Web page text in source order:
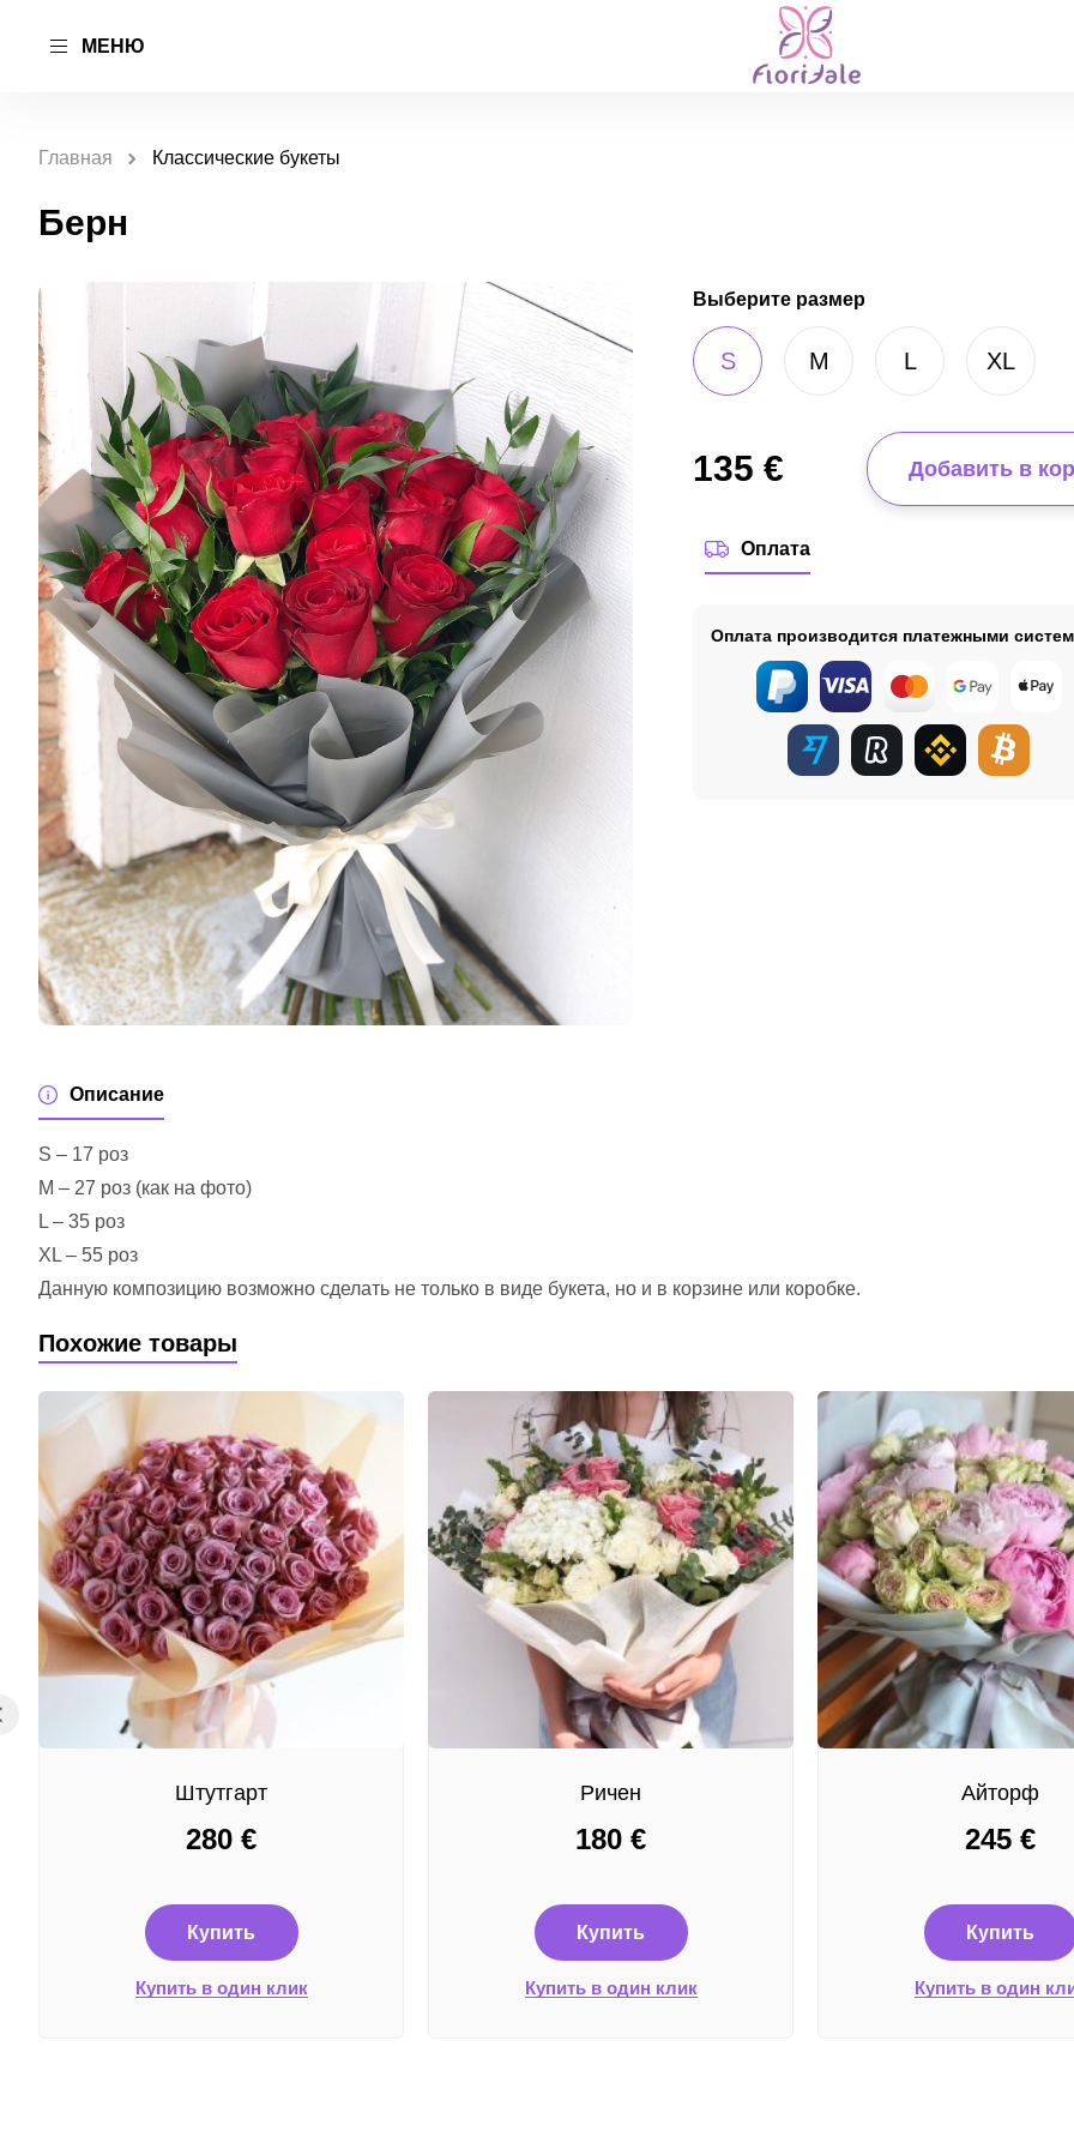
МЕНЮ
Главная Классические букеты
Берн
Выберите размер
S M L XL
135 € Добавить в
Оплата
Оплата производится платежными
Описание
S – 17 роз
M – 27 роз (как на фото)
L – 35 роз
XL – 55 роз
Данную композицию возможно сделать не только в виде букета, но и в корзине или коробке.
Похожие товары
Штутгарт
280 €
Купить
Купить в один клик
Ричен
180 €
Купить
Купить в один клик
Айторф
245 €
Купить
Купить в один